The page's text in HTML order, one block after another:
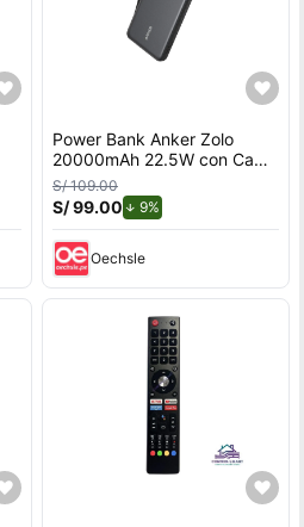
Power Bank Anker Zolo
20000mAh 22.5W con Cable
USB-C Integrado Negro
S/ 109.00
S/ 99.00 9%de descuento.
Oechsle